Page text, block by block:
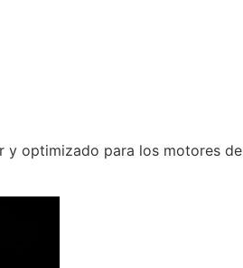
y optimizado para los motores de